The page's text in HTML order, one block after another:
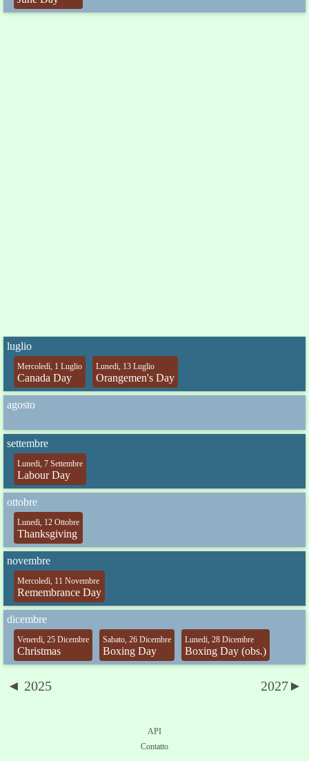
luglio
Mercoledì, 1 Luglio
Canada Day
Lunedi, 13 Luglio
Orangemen's Day
agosto
settembre
Lunedi, 7 Settembre
Labour Day
ottobre
Lunedi, 12 Ottobre
Thanksgiving
novembre
Mercoledì, 11 Novembre
Remembrance Day
dicembre
Venerdì, 25 Dicembre
Christmas
Sabato, 26 Dicembre
Boxing Day
Lunedi, 28 Dicembre
Boxing Day (obs.)
◄ 2025 2027►
API
Contatto